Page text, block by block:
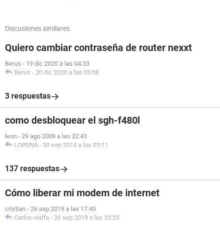
Discusiones similares
Quiero cambiar contraseña de router nexxt
Berus - 19 dic 2020 a las 04:33
Berus - 20 dic 2020 a las 05:08
3 respuestas
como desbloquear el sgh-f480l
leon - 29 ago 2009 a las 22:43
LORENA - 30 sep 2014 a las 03:11
137 respuestas
Cómo liberar mi modem de internet
cristian - 26 sep 2019 a las 17:45
Carlos-vialfa - 26 sep 2019 a las 23:23